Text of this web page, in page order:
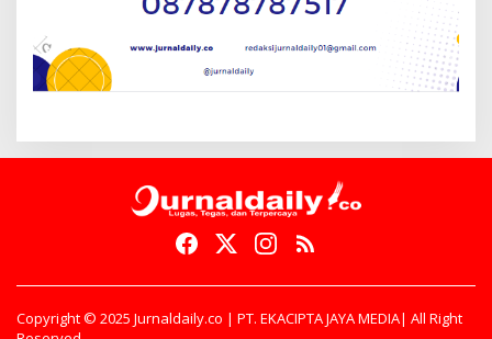
Copyright © 2025 Jurnaldaily.co | PT. EKACIPTA JAYA MEDIA| All Right